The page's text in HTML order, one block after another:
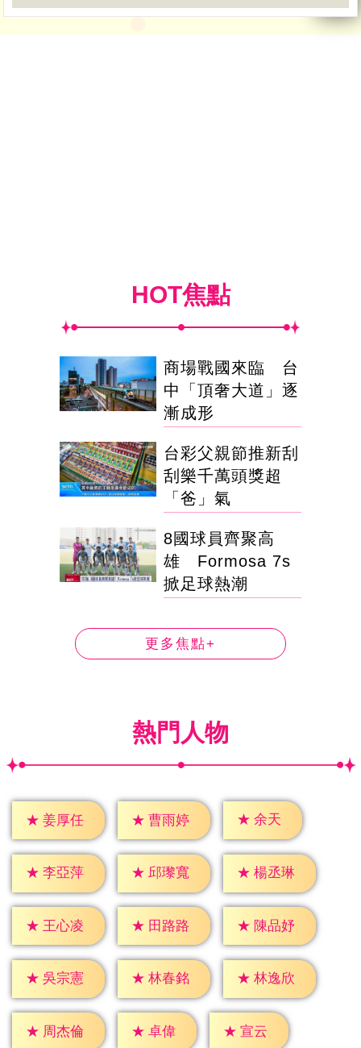
HOT焦點
商場戰國來臨 台
中「頂奢大道」逐
漸成形
台彩父親節推新刮
刮樂千萬頭獎超
「爸」氣
8國球員齊聚高
雄 Formosa 7s
掀足球熱潮
更多焦點+
熱門人物
★ 姜厚任 ★ 曹雨婷 ★ 余天
★ 李亞萍 ★ 邱瓈寬 ★ 楊丞琳
★ 王心凌 ★ 田路路 ★ 陳品妤
★ 吳宗憲 ★ 林春銘 ★ 林逸欣
★ 周杰倫 ★ 卓偉 ★ 宣云